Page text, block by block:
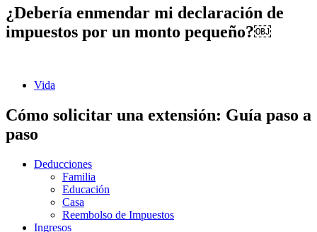
¿Debería enmendar mi declaración de
impuestos por un monto pequeño?￼
Vida
Cómo solicitar una extensión: Guía paso a
paso
Deducciones
Familia
Educación
Casa
Reembolso de Impuestos
Ingresos